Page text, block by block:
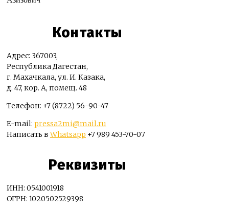
Контакты
Адрес: 367003,
Республика Дагестан,
г. Махачкала, ул. И. Казака,
д. 47, кор. А, помещ. 48
Телефон: +7 (8722) 56-90-47
E-mail: pressa2mi@mail.ru
Написать вWhatsapp +7 989 453-70-07
Реквизиты
ИНН: 0541001918
ОГРН: 1020502529398